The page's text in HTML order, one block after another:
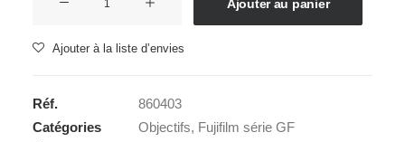
FUJI
200
5,6
Ajouter au panier
Ajouter à la liste d’envies
Réf.
860403
Catégories
Objectifs, Fujifilm série GF